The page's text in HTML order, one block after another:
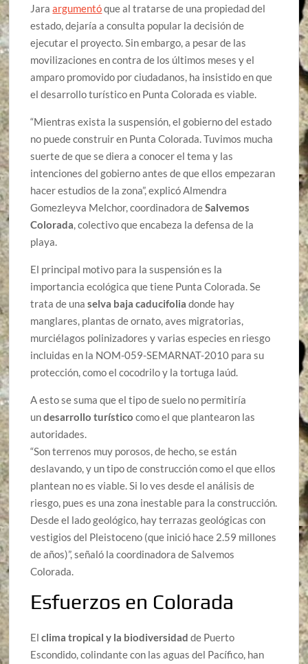
Jaraargumentóque al tratarse de una propiedad del
estado, dejaría a consulta popular la decisión de
ejecutar el proyecto. Sin embargo, a pesar de las
movilizaciones en contra de los últimos meses y el
amparo promovido por ciudadanos, ha insistido en que
el desarrollo turístico en Punta Colorada es viable.
“Mientras exista la suspensión, el gobierno del estado
no puede construir en Punta Colorada. Tuvimos mucha
suerte de que se diera a conocer el tema y las
intenciones del gobierno antes de que ellos empezaran
hacer estudios de la zona”, explicó Almendra
Gomezleyva Melchor, coordinadora deSalvemos
Colorada, colectivo que encabeza la defensa de la
playa.
El principal motivo para la suspensión es la
importancia ecológica que tiene Punta Colorada. Se
trata de unaselva baja caducifolia donde hay
manglares, plantas de ornato, aves migratorias,
murciélagos polinizadores y varias especies en riesgo
incluidas en la NOM-059-SEMARNAT-2010 para su
protección, como el cocodrilo y la tortuga laúd.
A esto se suma que el tipo de suelo no permitiría
undesarrollo turístico como el que plantearon las
autoridades.
“Son terrenos muy porosos, de hecho, se están
deslavando, y un tipo de construcción como el que ellos
plantean no es viable. Si lo ves desde el análisis de
riesgo, pues es una zona inestable para la construcción.
Desde el lado geológico, hay terrazas geológicas con
vestigios del Pleistoceno (que inició hace 2.59 millones
de años)”, señaló la coordinadora de Salvemos
Colorada.
Esfuerzos en Colorada
Elclima tropical y la biodiversidad de Puerto
Escondido, colindante con las aguas del Pacífico, han